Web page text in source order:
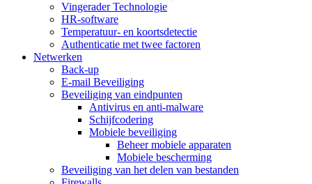
Vingerader Technologie
HR-software
Temperatuur- en koortsdetectie
Authenticatie met twee factoren
Netwerken
Back-up
E-mail Beveiliging
Beveiliging van eindpunten
Antivirus en anti-malware
Schijfcodering
Mobiele beveiliging
Beheer mobiele apparaten
Mobiele bescherming
Beveiliging van het delen van bestanden